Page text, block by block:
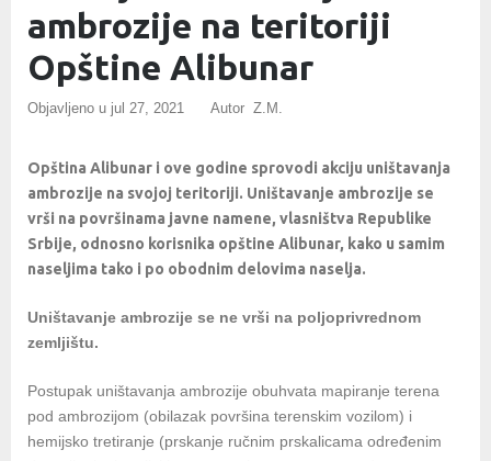
ambrozije na teritoriji
Opštine Alibunar
Objavljeno u jul 27, 2021 Autor Z.M.
Opština Alibunar i ove godine sprovodi akciju uništavanja
ambrozije na svojoj teritoriji. Uništavanje ambrozije se
vrši na površinama javne namene, vlasništva Republike
Srbije, odnosno korisnika opštine Alibunar, kako u samim
naseljima tako i po obodnim delovima naselja.
Uništavanje ambrozije se ne vrši na poljoprivrednom
zemljištu.
Postupak uništavanja ambrozije obuhvata mapiranje terena
pod ambrozijom (obilazak površina terenskim vozilom) i
hemijsko tretiranje (prskanje ručnim prskalicama određenim